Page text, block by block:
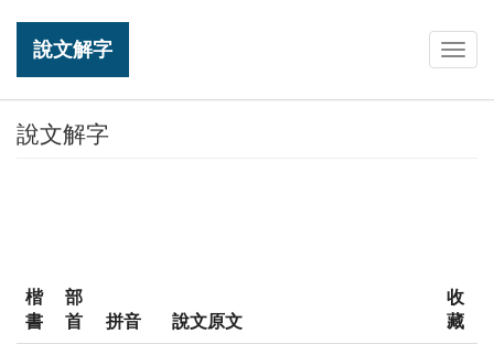
說文解字
說文解字
楷
書
部
首
拼音 說文原文
收
藏